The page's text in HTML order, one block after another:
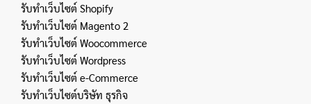
รับทำเว็บไซต์ Shopify
รับทำเว็บไซต์ Magento 2
รับทำเว็บไซต์ Woocommerce
รับทำเว็บไซต์ Wordpress
รับทำเว็บไซต์ e-Commerce
รับทำเว็บไซต์บริษัท ธุรกิจ